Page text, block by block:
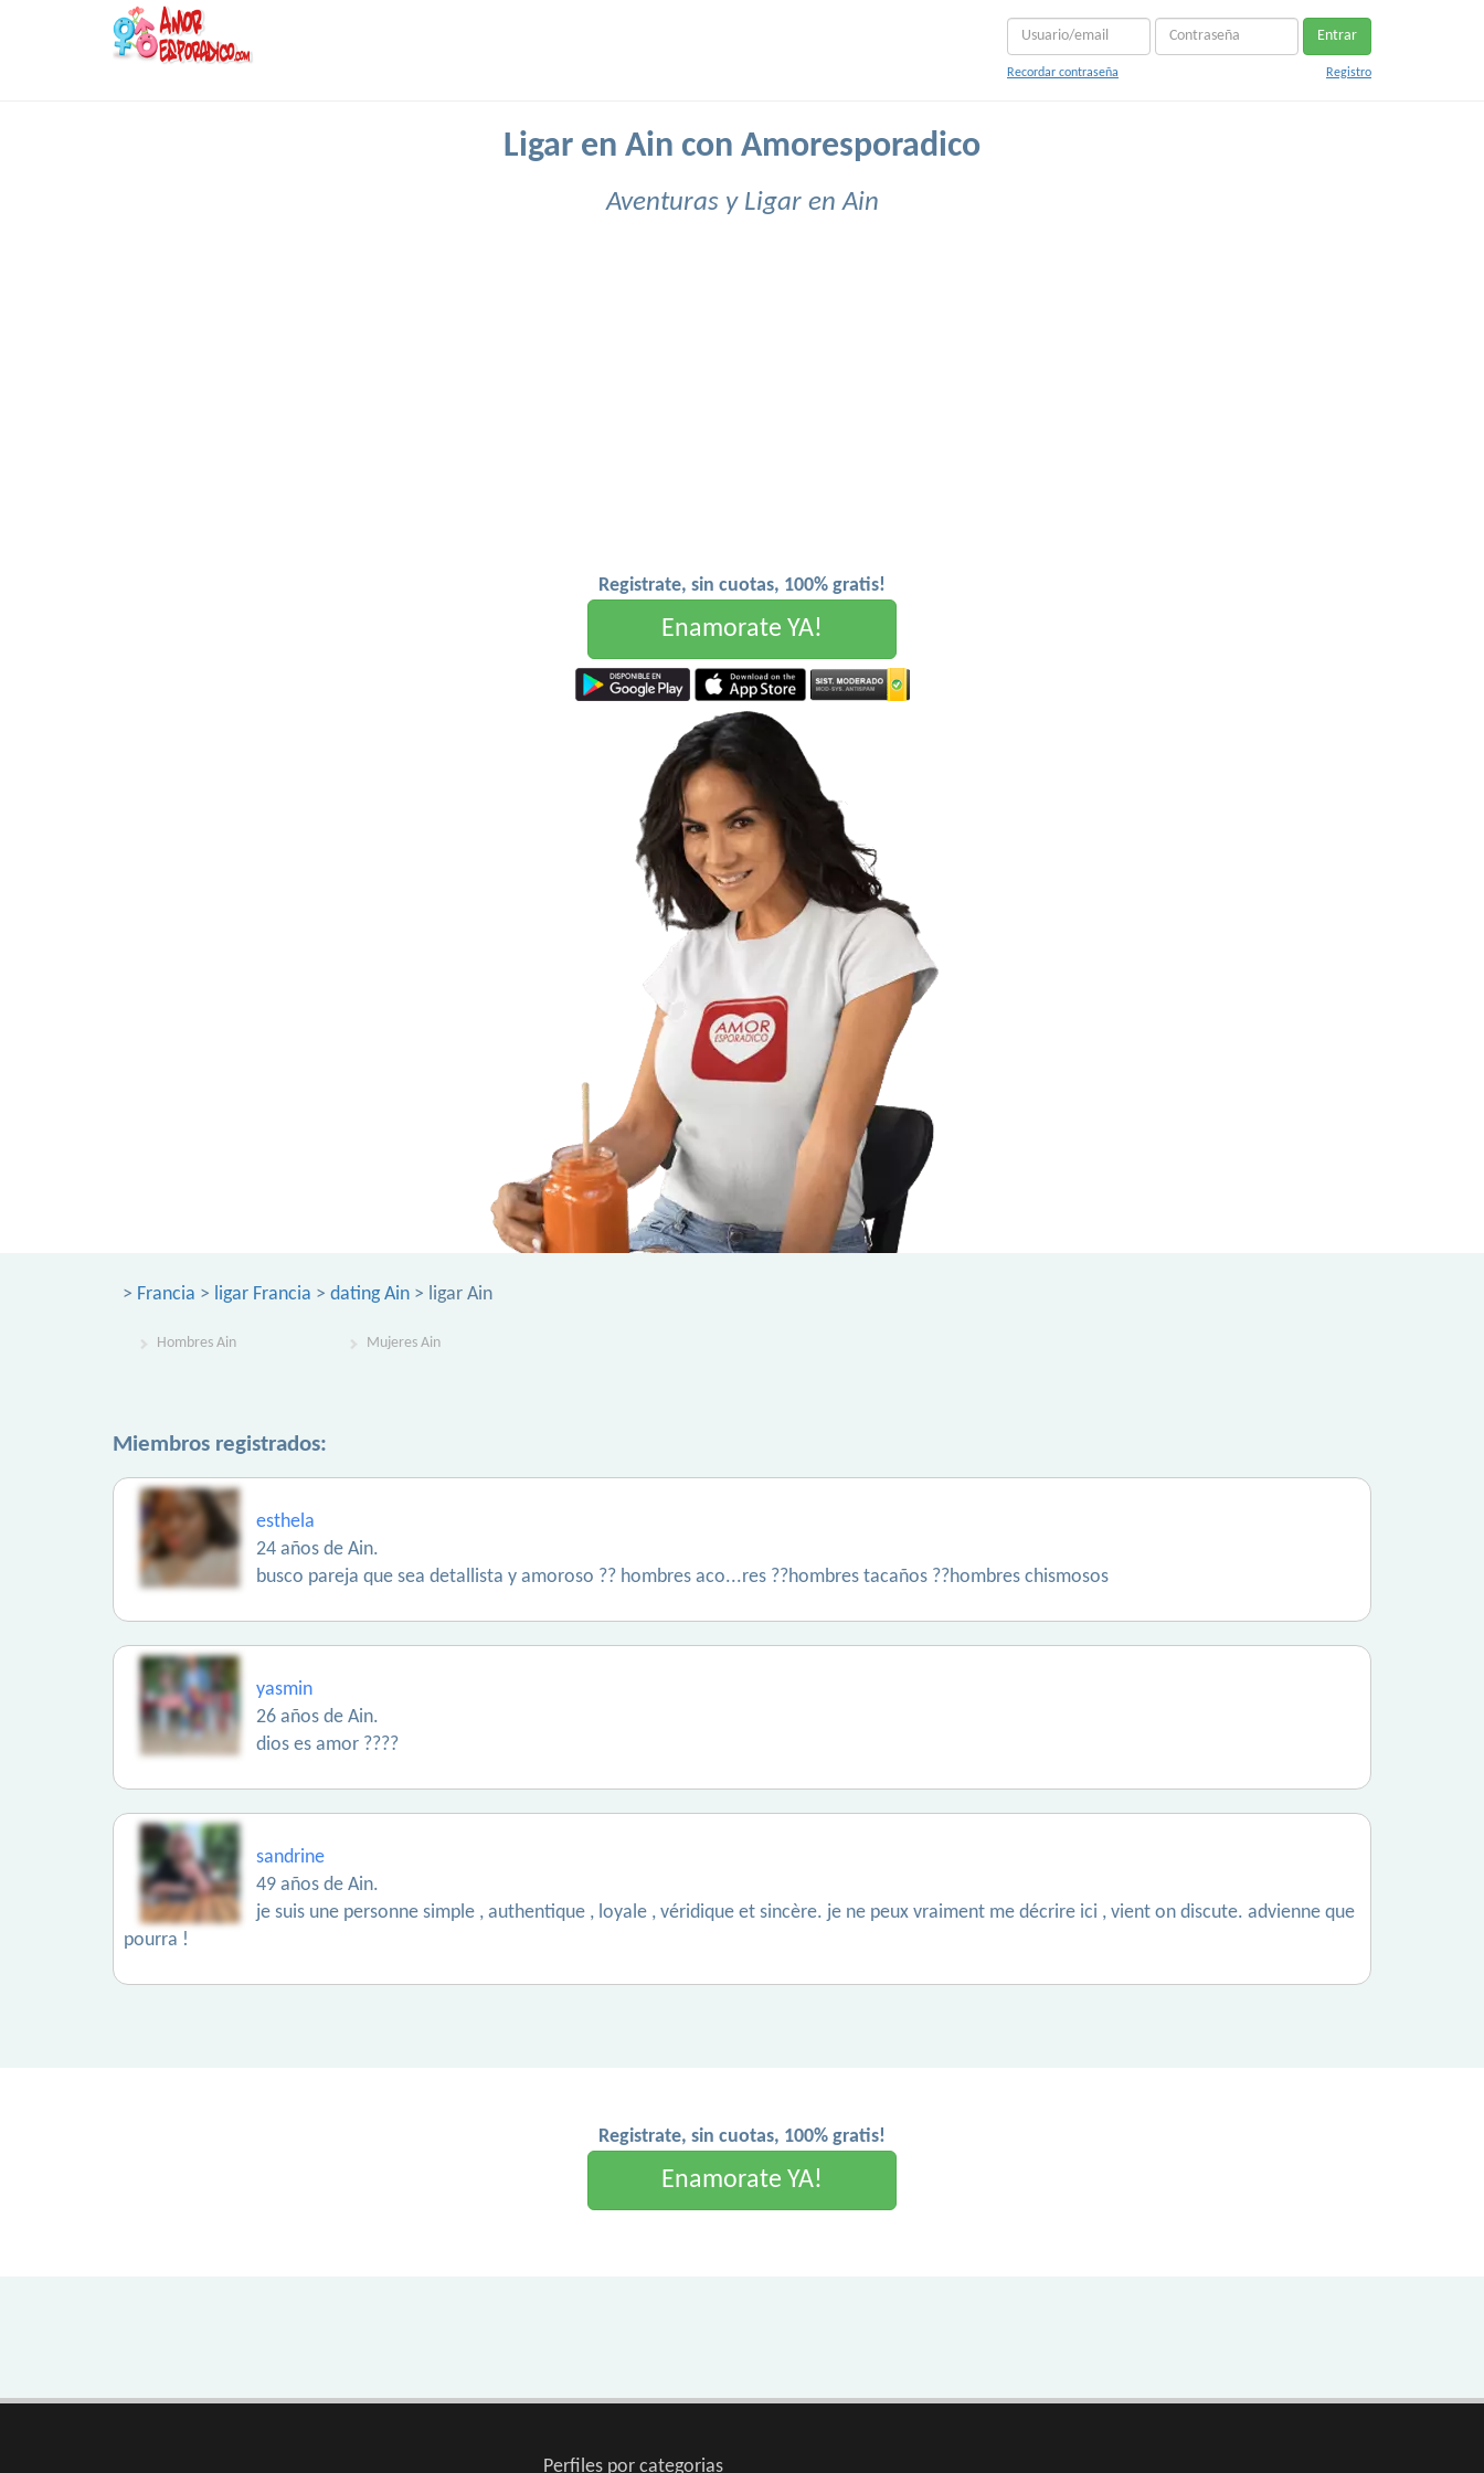
Entrar
Recordar contraseña Registro
Ligar en Ain con Amoresporadico
Aventuras y Ligar en Ain
Registrate, sin cuotas, 100% gratis!
Enamorate YA!
> Francia > ligar Francia > dating Ain > ligar Ain
Hombres Ain Mujeres Ain
Miembros registrados:
esthela
24 años de Ain.
busco pareja que sea detallista y amoroso ?? hombres aco...res ??hombres tacaños ??hombres chismosos
yasmin
26 años de Ain.
dios es amor ????
sandrine
49 años de Ain.
je suis une personne simple , authentique , loyale , véridique et sincère. je ne peux vraiment me décrire ici , vient on discute. advienne que
pourra !
Registrate, sin cuotas, 100% gratis!
Enamorate YA!
Perfiles por categorias